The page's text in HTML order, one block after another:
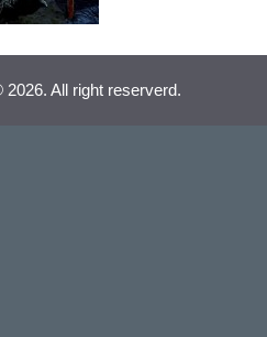
All right reserverd.